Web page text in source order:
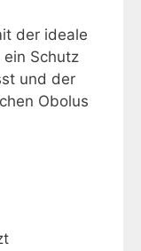
der ideale
Schutz
und der
Obolus